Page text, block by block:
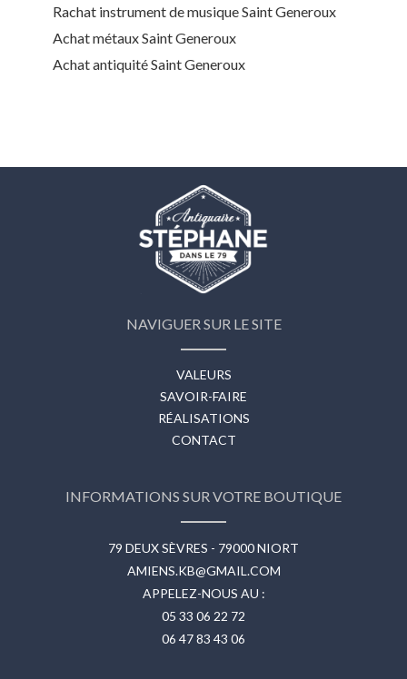
Rachat instrument de musique Saint Generoux
Achat métaux Saint Generoux
Achat antiquité Saint Generoux
NAVIGUER SUR LE SITE
VALEURS
SAVOIR-FAIRE
RÉALISATIONS
CONTACT
INFORMATIONS SUR VOTRE BOUTIQUE
79 DEUX SÈVRES - 79000 NIORT
AMIENS.KB@GMAIL.COM
APPELEZ-NOUS AU :
05 33 06 22 72
06 47 83 43 06